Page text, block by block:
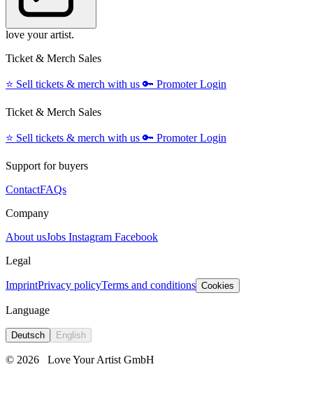
love your artist.
Ticket & Merch Sales
⭐️ Sell tickets & merch with us 🔑 Promoter Login
Ticket & Merch Sales
⭐️ Sell tickets & merch with us 🔑 Promoter Login
Support for buyers
ContactFAQs
Company
About usJobs Instagram Facebook
Legal
ImprintPrivacy policyTerms and conditions Cookies
Language
Deutsch English
© 2026 Love Your Artist GmbH